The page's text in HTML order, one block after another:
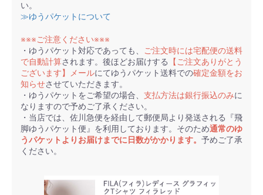
い。
≫ゆうパケットについて
※※※ご注意ください※※※
・ゆうパケット対応であっても、
ご注文時には宅配便の送料
で自動計算されます。後ほどお届けする
【ご注文ありがとう
ございます】メールにてゆうパケット送料での確定金額をお
知らせさせていただきます。
・ゆうパケットをご希望の場合、 支払方法は銀行振込のみに
なりますので予めご了承ください。
・当店では、佐川急便を経由して郵便局より発送される『飛
脚ゆうパケット便』を利用しております。そのため通常のゆ
うパケットよりお届けまでに日数がかかります。 予めご了承
ください。